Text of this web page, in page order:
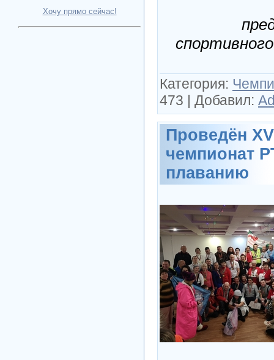
Хочу прямо сейчас!
Категория:
473 | Добавил:
Проведён
чемпионат
плаванию